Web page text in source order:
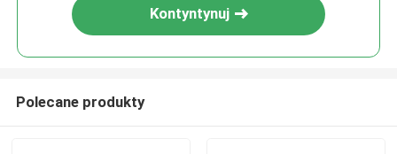
Kontyntynuj
Polecane produkty